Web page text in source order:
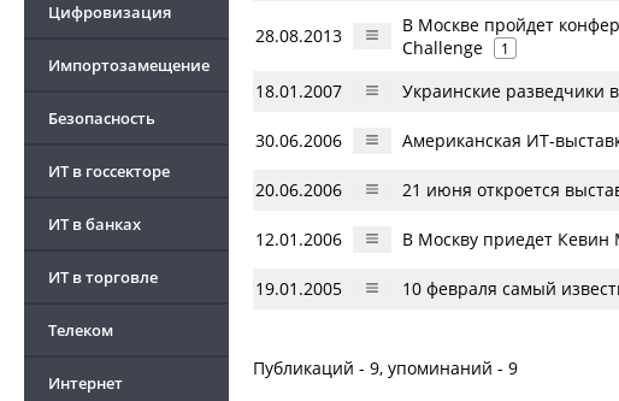
Цифровизация
Импортозамещение
Безопасность
ИТ в госсекторе
ИТ в банках
ИТ в торговле
Телеком
Интернет
28.08.2013
В Москве пройдет
Challenge
1
18.01.2007 Украинские разведчики
30.06.2006 Американская ИТ-
20.06.2006 21 июня откроется
12.01.2006 В Москву приедет Кевин
19.01.2005 10 февраля самый
Публикаций - 9, упоминаний - 9